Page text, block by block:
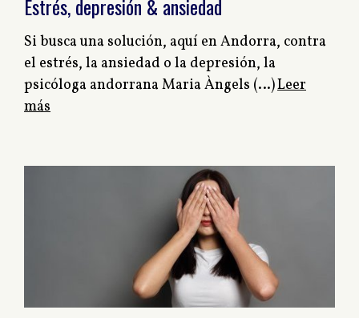
Estrés, depresión & ansiedad
Si busca una solución, aquí en Andorra, contra
el estrés, la ansiedad o la depresión, la
psicóloga andorrana Maria Àngels (…)Leer
más